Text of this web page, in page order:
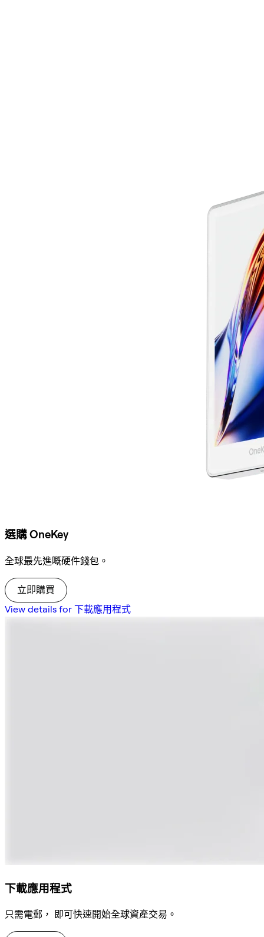
選購 OneKey
全球最先進嘅硬件錢包。
立即購買
View details for 下載應用程式
下載應用程式
只需電郵， 即可快速開始全球資產交易。